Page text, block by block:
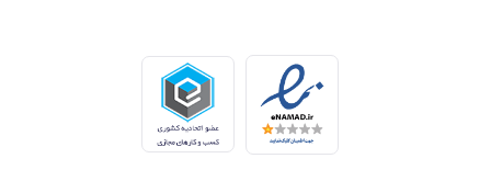
ما، ارائه راهکارهای جامع، از مشاوره پیش از خرید تا پشتیبانی پس از فروش،
برای سازمان‌ها، شرکت‌ها و کاربران خانگی است.
طیف کاملی از محصولات برای هر نیازی
ما در جهان چاپگر، مجموعه‌ای گسترده از برترین برندهای جهانی را گرد هم